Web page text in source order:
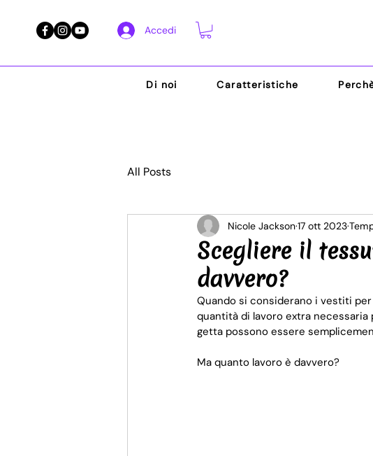
Accedi
Di noi Caratteristiche
All Posts
Scegliere il
davvero?
Nicole Jackson17 ott 2023
Quando si considerano i vestiti
quantità di lavoro extra
getta possono essere
Ma quanto lavoro è davvero?